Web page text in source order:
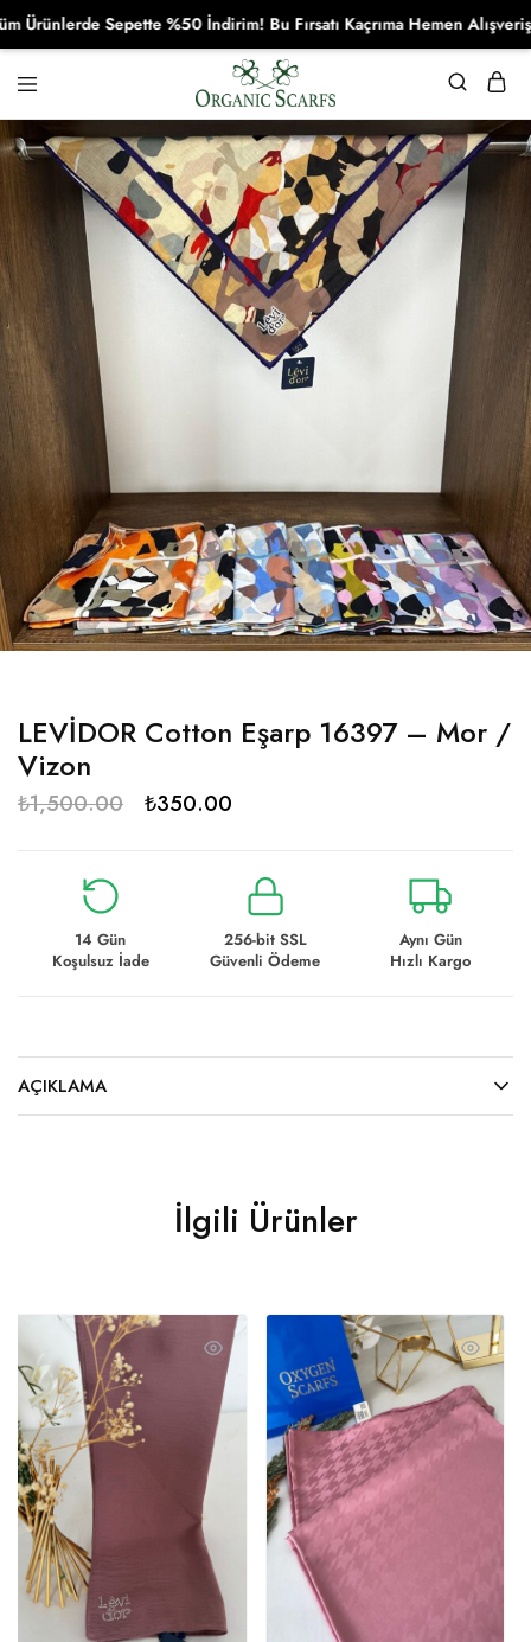
Organikscarf
LEVİDOR Cotton Eşarp 16397 – Mor /
Vizon
₺1,500.00 ₺350.00
14 Gün
Koşulsuz İade
256-bit SSL
Güvenli Ödeme
Aynı Gün
Hızlı Kargo
AÇIKLAMA
İlgili Ürünler
Sepette %50 İndirim! Bu Fırsatı Kaçrıma Hemen Alışverişe